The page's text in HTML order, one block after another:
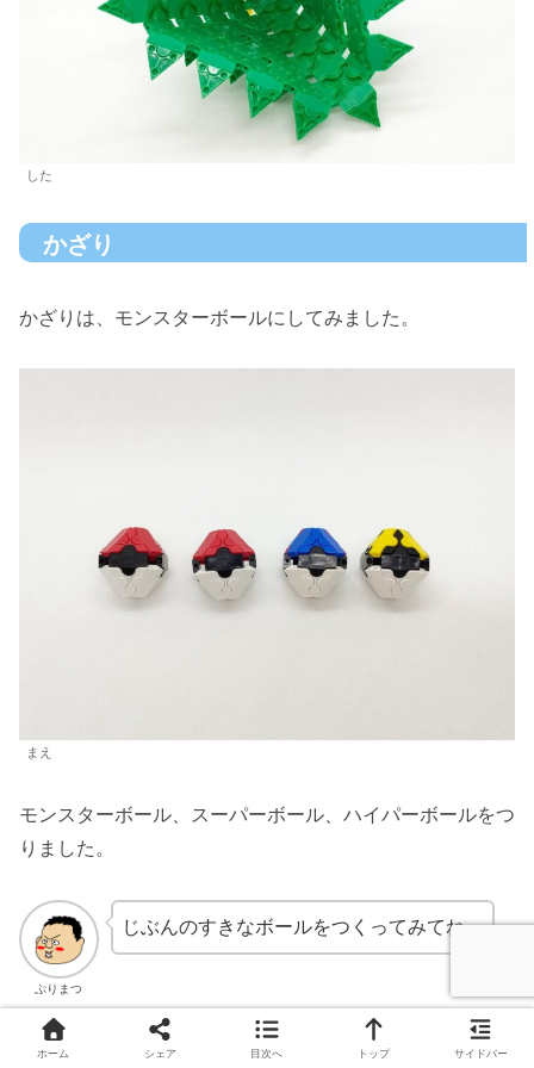
した
かざり
かざりは、モンスターボールにしてみました。
まえ
モンスターボール、スーパーボール、ハイパーボールをつ
りました。
ぷりまつ
じぶんのすきなボールをつくってみてね。
ホーム シェア 目次へ トップ サイドバー